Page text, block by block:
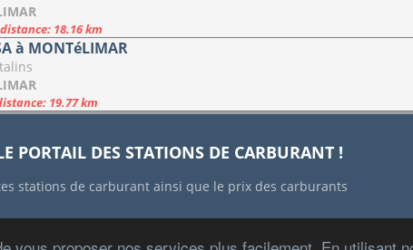
distance: 18.16 km
à MONTéLIMAR
19.77 km
PORTAIL DES STATIONS DE CARBURANT !
stations de carburant ainsi que le prix des carburants